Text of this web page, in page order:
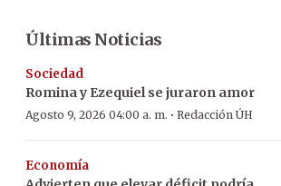
Últimas Noticias
Sociedad
Romina y Ezequiel se juraron amor
Agosto 9, 2026 04:00 a. m. · Redacción ÚH
Economía